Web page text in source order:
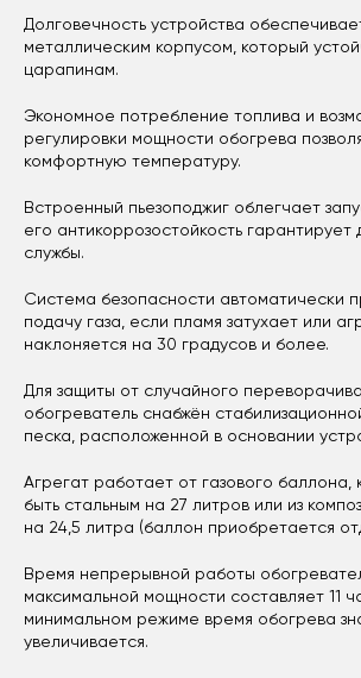
Долговечность устройства
металлическим корпусом, который
царапинам.
Экономное потребление топлива и
регулировки мощности обогрева
комфортную температуру.
Встроенный пьезоподжиг облегчает
его антикоррозостойкость гарантирует
службы.
Система безопасности автоматически
подачу газа, если пламя затухает или
наклоняется на 30 градусов и более.
Для защиты от случайного
обогреватель снабжён
песка, расположенной в основании
Агрегат работает от газового баллона,
быть стальным на 27 литров или из
на 24,5 литра (баллон приобретается
Время непрерывной работы
максимальной мощности составляет 11
минимальном режиме время обогрева
увеличивается.